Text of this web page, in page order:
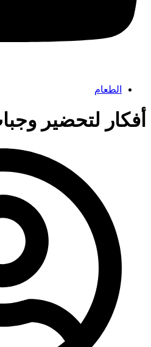
الطعام
أفكار لتحضير